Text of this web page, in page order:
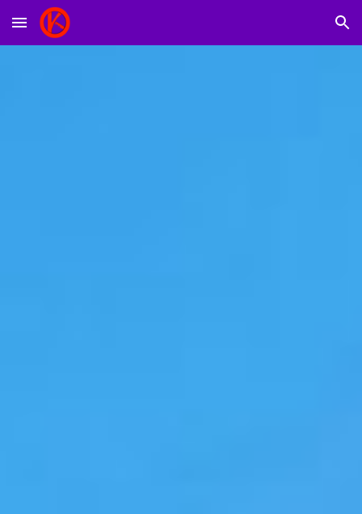
Skip to main content Skip to navigation